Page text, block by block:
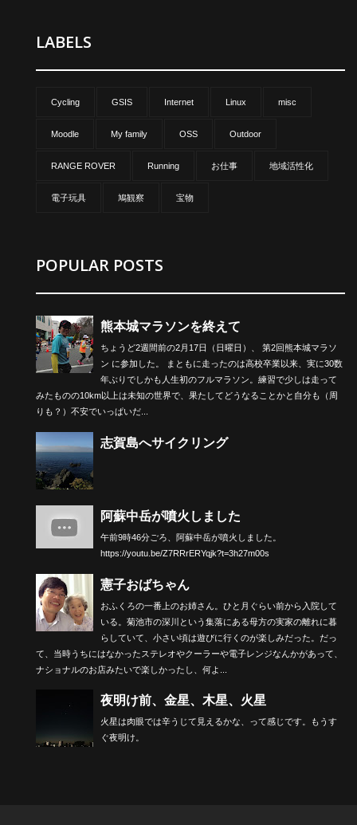
LABELS
Cycling GSIS Internet Linux misc
Moodle My family OSS Outdoor
RANGE ROVER Running お仕事 地域活性化
電子玩具 鳩観察 宝物
POPULAR POSTS
熊本城マラソンを終えて
ちょうど2週間前の2月17日（日曜日）、 第2回熊本城マラソ
ン に参加した。 まともに走ったのは高校卒業以来、実に30数
年ぶりでしかも人生初のフルマラソン。練習で少しは走って
みたものの10km以上は未知の世界で、果たしてどうなることかと自分も（周
りも？）不安でいっぱいだ...
志賀島へサイクリング
阿蘇中岳が噴火しました
午前9時46分ごろ、阿蘇中岳が噴火しました。
https://youtu.be/Z7RRrERYqjk?t=3h27m00s
憲子おばちゃん
おふくろの一番上のお姉さん。ひと月ぐらい前から入院して
いる。菊池市の深川という集落にある母方の実家の離れに暮
らしていて、小さい頃は遊びに行くのが楽しみだった。だっ
て、当時うちにはなかったステレオやクーラーや電子レンジなんかがあって、
ナショナルのお店みたいで楽しかったし、何よ...
夜明け前、金星、木星、火星
火星は肉眼では辛うじて見えるかな、って感じです。もうす
ぐ夜明け。